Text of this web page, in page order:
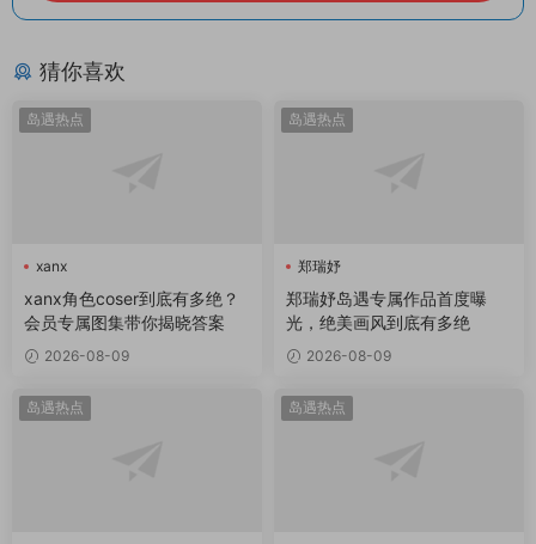
猜你喜欢
岛遇热点
xanx
xanx角色coser到底有多绝？
会员专属图集带你揭晓答案
2026-08-09
岛遇热点
郑瑞妤
郑瑞妤岛遇专属作品首度曝
光，绝美画风到底有多绝
2026-08-09
岛遇热点 岛遇热点